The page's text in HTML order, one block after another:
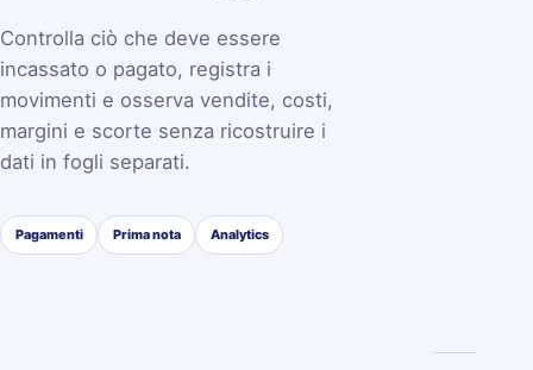
Controlla ciò che deve essere
incassato o pagato, registra i
movimenti e osserva vendite, costi,
margini e scorte senza ricostruire i
dati in fogli separati.
Pagamenti Prima nota Analytics